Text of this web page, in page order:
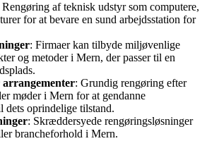
Rengøring af teknisk udstyr som computere,
for at bevare en sund arbejdsstation for
: Firmaer kan tilbyde miljøvenlige
og metoder i Mern, der passer til en
: Grundig rengøring efter
møder i Mern for at gendanne
dets oprindelige tilstand.
: Skræddersyede rengøringsløsninger
brancheforhold i Mern.